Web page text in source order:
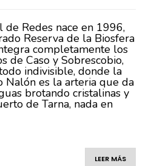
Redes nace en 1996,
Reserva de la Biosfera
completamente los
de Caso y Sobrescobio,
indivisible, donde la
Nalón es la arteria que da
brotando cristalinas y
de Tarna, nada en
LEER MÁS